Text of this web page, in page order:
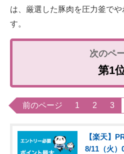
は、厳選した豚肉を圧力釜で
す。
第1
前のページ 1 2 3
【楽天】
8/11（火